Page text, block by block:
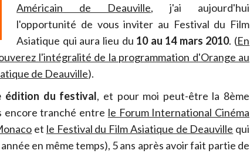
Américain de Deauville, j'ai aujourd'hui
l'opportunité de vous inviter au Festival du Film
Asiatique qui aura lieu du 10 au 14 mars 2010. (En
l'intégralité de la programmation d'Orange au
de Deauville).
édition du festival, et pour moi peut-être la 8ème
encore tranché entre le Forum International Cinéma
et le Festival du Film Asiatique de Deauville qui
en même temps), 5 ans après avoir fait partie de